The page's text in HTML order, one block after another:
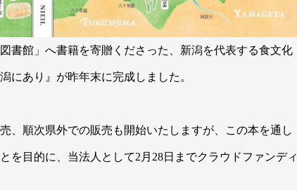
書館」へ書籍を寄贈くださった、新潟を代表する食文化
にあり』が昨年末に完成しました。
、順次県外での販売も開始いたしますが、この本を通し
を目的に、当法人として2月28日までクラウドファンディ